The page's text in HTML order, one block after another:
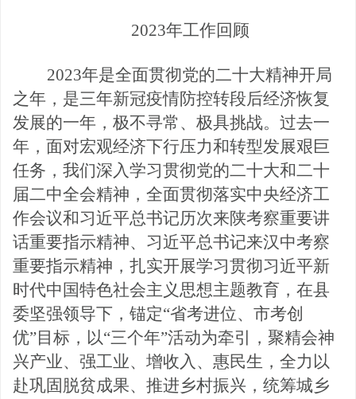
2023年工作回顾
2023年是全面贯彻党的二十大精神开局
之年 ，是三年新冠疫情防控转段后经济恢复
发展的一年，极不寻常、极具挑战。过去一
年，面对宏观经济下行压力和转型发展艰巨
任务，我们深入学习贯彻党的二十大和二十
届二中全会精神，全面贯彻落实中央经济工
作会议和习近平总书记历次来陕考察重要讲
话重要指示精神、习近平总书记来汉中考察
重要指示精神，扎实开展学习贯彻习近平新
时代中国特色社会主义思想主题教育，在县
委坚强领导下，锚定“省考进位、市考创
优”目标，以“三个年”活动为牵引，聚精会神
兴产业、强工业、增收入、惠民生，全力以
赴巩固脱贫成果、推进乡村振兴，统筹城乡